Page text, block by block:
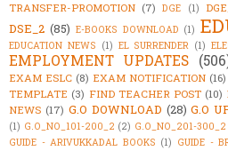
TRANSFER-PROMOTION (7) DGE (1)
DSE_2 (85) E-BOOKS DOWNLOAD (1)
EDUCATION NEWS (1) EL SURRENDER (1)
EMPLOYMENT UPDATES
EXAM ESLC (8) EXAM NOTIFICATION (16)
TEMPLATE (3) FIND TEACHER POST (10)
NEWS (17) G.O DOWNLOAD (28) G.O
(1) G.O_NO_101-200_2 (2) G.O_NO_201-300_2
GUIDE - ARIVUKKADAL BOOKS (1) GUIDE -